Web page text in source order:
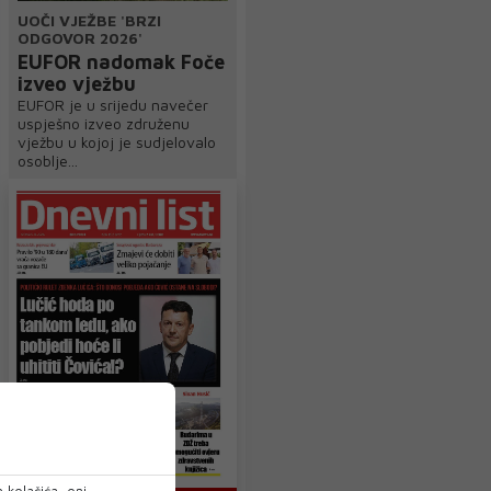
UOČI VJEŽBE 'BRZI
ODGOVOR 2026'
EUFOR nadomak Foče
izveo vježbu
EUFOR je u srijedu navečer
uspješno izveo združenu
vježbu u kojoj je sudjelovalo
osoblje...